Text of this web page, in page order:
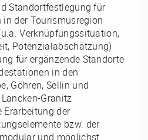
Standortfestlegung für
der Tourismusregion
Verknüpfungssituation,
Potenzialabschätzung)
für ergänzende Standorte
in den
Göhren, Sellin und
Granitz
der
bzw. der
und möglichst